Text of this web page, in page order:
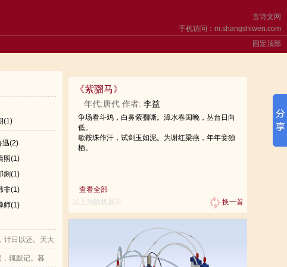
手机访问：m.shangshiwen.com
古诗文网
固定顶部
《紫骝马》
年代:唐代 作者: 李益
争场看斗鸡，白鼻紫骝嘶。漳水春闺晚，丛台日向
低。
歇鞍珠作汗，试剑玉如泥。为谢红梁燕，年年妾独
栖。
查看全部
换一首
以上为随机展示
(1)
迅(2)
照(1)
剡(1)
非(1)
师(1)
计日以还。天大
冠，益慕圣贤
辄默记。暮